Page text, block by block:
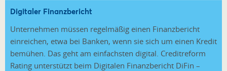
Digitaler Finanzbericht
Unternehmen müssen regelmäßig einen Finanzbericht
einreichen, etwa bei Banken, wenn sie sich um einen Kredit
bemühen. Das geht am einfachsten digital. Creditreform
Rating unterstützt beim Digitalen Finanzbericht DiFin –